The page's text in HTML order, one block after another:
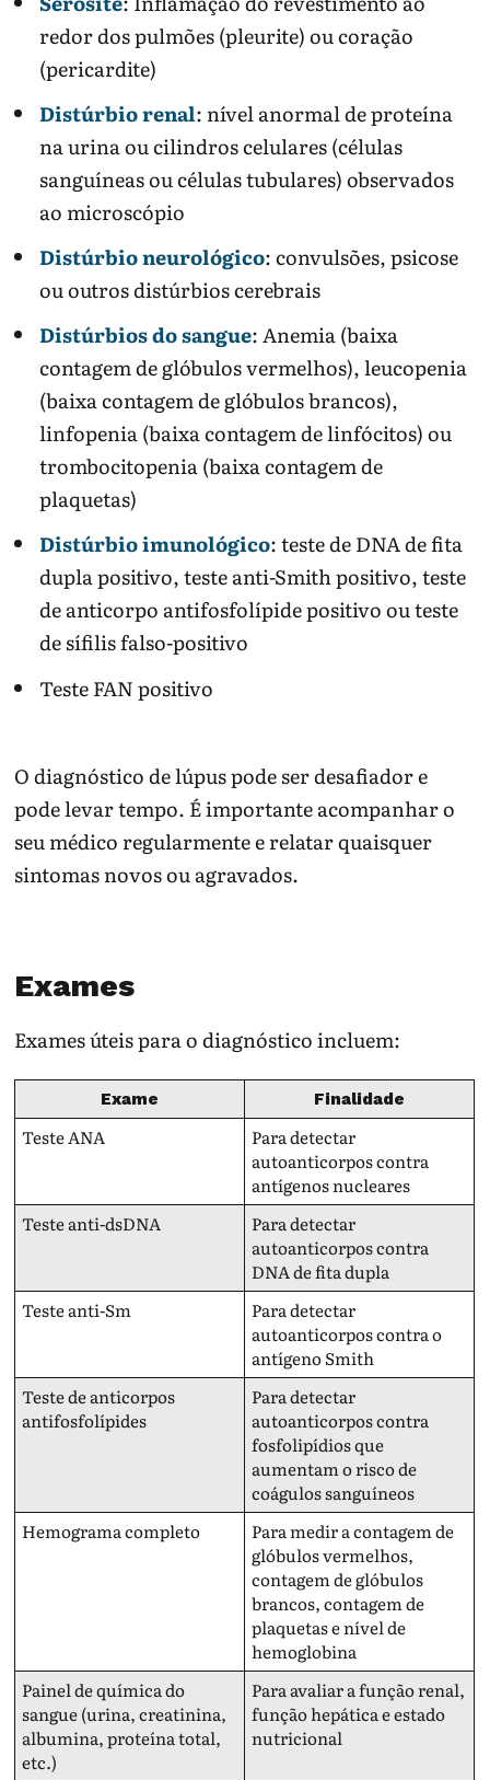
redor dos pulmões (pleurite) ou coração
(pericardite)
Distúrbio renal: nível anormal de proteína
na urina ou cilindros celulares (células
sanguíneas ou células tubulares) observados
ao microscópio
Distúrbio neurológico: convulsões, psicose
ou outros distúrbios cerebrais
Distúrbios do sangue: Anemia (baixa
contagem de glóbulos vermelhos), leucopenia
(baixa contagem de glóbulos brancos),
linfopenia (baixa contagem de linfócitos) ou
trombocitopenia (baixa contagem de
plaquetas)
Distúrbio imunológico: teste de DNA de fita
dupla positivo, teste anti-Smith positivo, teste
de anticorpo antifosfolípide positivo ou teste
de sífilis falso-positivo
Teste FAN positivo
O diagnóstico de lúpus pode ser desafiador e
pode levar tempo. É importante acompanhar o
seu médico regularmente e relatar quaisquer
sintomas novos ou agravados.
Exames
Exames úteis para o diagnóstico incluem:
Exame Finalidade
Teste ANA
Para detectar
autoanticorpos contra
antígenos nucleares
Teste anti-dsDNA
Para detectar
autoanticorpos contra
DNA de fita dupla
Teste anti-Sm
Para detectar
autoanticorpos contra o
antígeno Smith
Teste de anticorpos
antifosfolípides
Para detectar
autoanticorpos contra
fosfolipídios que
aumentam o risco de
coágulos sanguíneos
Hemograma completo
Para medir a contagem de
glóbulos vermelhos,
contagem de glóbulos
brancos, contagem de
plaquetas e nível de
hemoglobina
Painel de química do
sangue (urina, creatinina,
albumina, proteína total,
etc.)
Para avaliar a função renal,
função hepática e estado
nutricional